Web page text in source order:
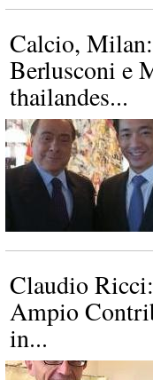
Calcio,
Berlusconi e
thailandes...
Claudio
Ampio
in...